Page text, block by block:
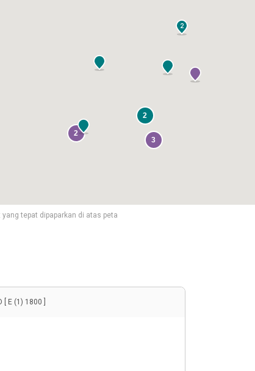
tepat dipaparkan di atas peta
2
2
3
2
[ E (1) 1800 ]